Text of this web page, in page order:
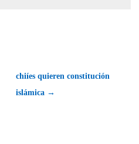
chiíes quieren constitución
islámica →